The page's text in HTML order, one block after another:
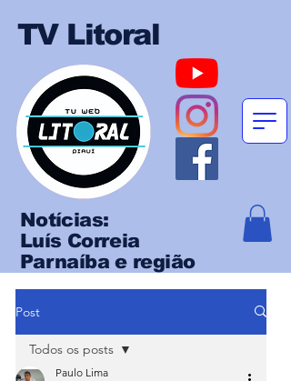
TV Litoral
Notícias:
Luís Correia
Parnaíba e região
Post
Todos os posts
Paulo Lima